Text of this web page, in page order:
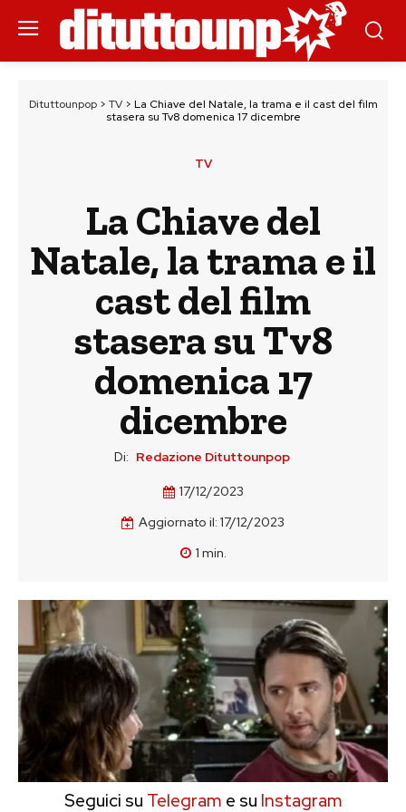
Dituttounpop> TV> La Chiave del Natale, la trama e il cast del film
stasera su Tv8 domenica 17 dicembre
TV
La Chiave del
Natale, la trama e il
cast del film
stasera su Tv8
domenica 17
dicembre
Di: Redazione Dituttounpop
17/12/2023
Aggiornato il: 17/12/2023
1 min.
Seguici su Telegram e su Instagram